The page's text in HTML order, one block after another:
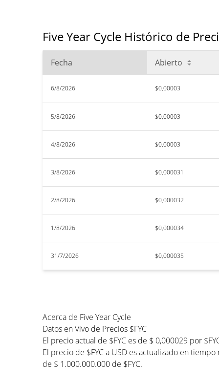
Five Year Cycle Histórico de
Fecha Abierto
6/8/2026 $0,00003
5/8/2026 $0,00003
4/8/2026 $0,00003
3/8/2026 $0,000031
2/8/2026 $0,000032
1/8/2026 $0,000034
31/7/2026 $0,000035
Acerca de Five Year Cycle
Datos en Vivo de Precios $FYC
El precio actual de $FYC es de $ 0,000029 por
El precio de $FYC a USD es actualizado en
de $ 1.000.000.000 de $FYC.